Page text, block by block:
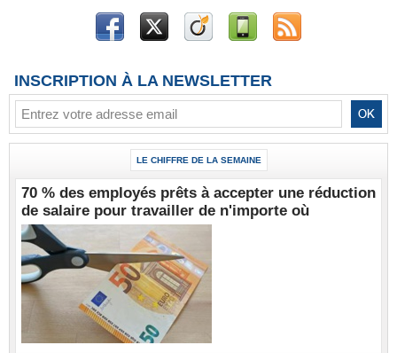
INSCRIPTION À LA NEWSLETTER
LE CHIFFRE DE LA SEMAINE
70 % des employés prêts à accepter une réduction
de salaire pour travailler de n'importe où